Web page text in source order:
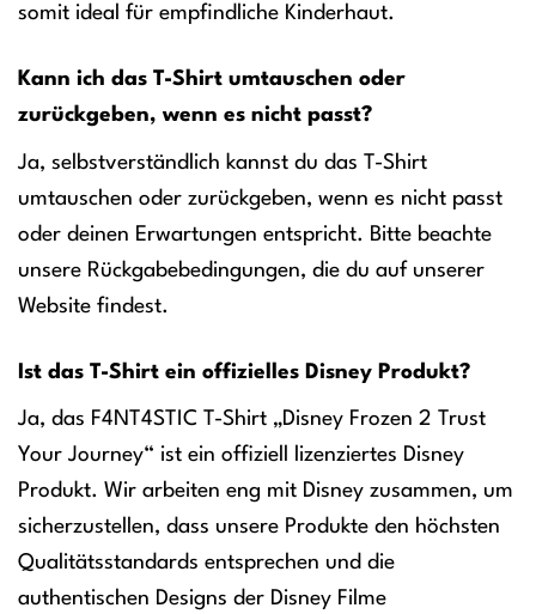
somit ideal für empfindliche Kinderhaut.
Kann ich das T-Shirt umtauschen oder
zurückgeben, wenn es nicht passt?
Ja, selbstverständlich kannst du das T-Shirt
umtauschen oder zurückgeben, wenn es nicht passt
oder deinen Erwartungen entspricht. Bitte beachte
unsere Rückgabebedingungen, die du auf unserer
Website findest.
Ist das T-Shirt ein offizielles Disney Produkt?
Ja, das F4NT4STIC T-Shirt „Disney Frozen 2 Trust
Your Journey“ ist ein offiziell lizenziertes Disney
Produkt. Wir arbeiten eng mit Disney zusammen, um
sicherzustellen, dass unsere Produkte den höchsten
Qualitätsstandards entsprechen und die
authentischen Designs der Disney Filme